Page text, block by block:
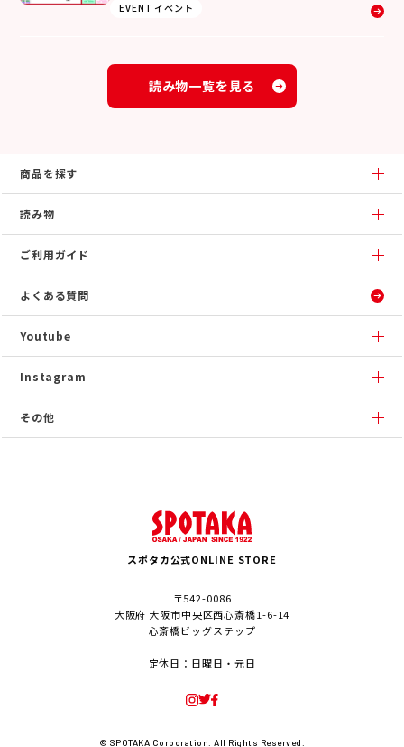
EVENT イベント
読み物一覧を見る
商品を探す
読み物
ご利用ガイド
よくある質問
Youtube
Instagram
その他
スポタカ公式ONLINE STORE
〒542-0086
大阪府 大阪市中央区西心斎橋1-6-14
心斎橋ビッグステップ
定休日：日曜日・元日
© SPOTAKA Corporation. All Rights Reserved.